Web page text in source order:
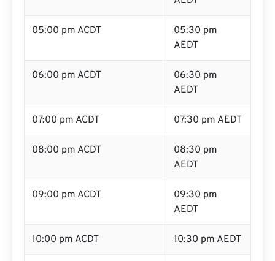
05:00 pm ACDT
05:30 pm
AEDT
06:00 pm ACDT
06:30 pm
AEDT
07:00 pm ACDT 07:30 pm AEDT
08:00 pm ACDT
08:30 pm
AEDT
09:00 pm ACDT
09:30 pm
AEDT
10:00 pm ACDT 10:30 pm AEDT